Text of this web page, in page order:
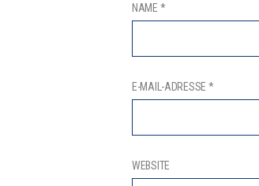
NAME *
E-MAIL-ADRESSE *
WEBSITE